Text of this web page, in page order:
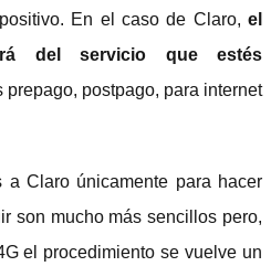
En el caso de Claro, el
del servicio que estés
prepago, postpago, para internet
a Claro únicamente para hacer
son mucho más sencillos pero,
el procedimiento se vuelve un